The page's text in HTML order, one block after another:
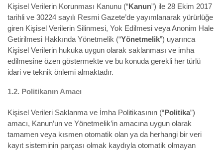
Kişisel Verilerin Korunması Kanunu (“Kanun”) ile 28 Ekim 2017
tarihli ve 30224 sayılı Resmi Gazete’de yayımlanarak yürürlüğe
giren Kişisel Verilerin Silinmesi, Yok Edilmesi veya Anonim Hale
Getirilmesi Hakkında Yönetmelik (“Yönetmelik”) uyarınca
Kişisel Verilerin hukuka uygun olarak saklanması ve imha
edilmesine özen göstermekte ve bu konuda gerekli her türlü
idari ve teknik önlemi almaktadır.
1.2. Politikanın Amacı
Kişisel Verileri Saklanma ve İmha Politikasının (“Politika”)
amacı, Kanun’un ve Yönetmelik’in amacına uygun olarak
tamamen veya kısmen otomatik olan ya da herhangi bir veri
kayıt sisteminin parçası olmak kaydıyla otomatik olmayan